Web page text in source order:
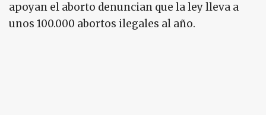
apoyan el aborto denuncian que la ley lleva a
unos 100.000 abortos ilegales al año.